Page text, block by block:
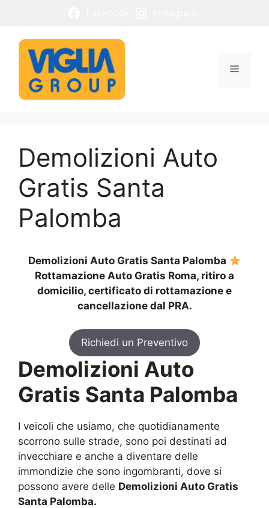
contenuto
Menu
Demolizioni Auto
Gratis Santa
Palomba
Demolizioni Auto Gratis Santa Palomba
Rottamazione Auto Gratis Roma, ritiro a
domicilio, certificato di rottamazione e
cancellazione dal PRA.
Richiedi un Preventivo
Demolizioni Auto
Gratis Santa Palomba
I veicoli che usiamo, che quotidianamente
scorrono sulle strade, sono poi destinati ad
invecchiare e anche a diventare delle
immondizie che sono ingombranti, dove si
possono avere delle Demolizioni Auto Gratis
Santa Palomba.